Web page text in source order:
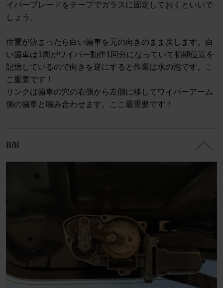
イパーブレードをテープでガラスに固定しておくといいで
しょう。
位置が決まったら白い歯車を元の向きのまま戻します。白
い歯車は1周がワイパー動作1回分になっていて初期位置を
記憶しているので向きを逆にすると作業は水の泡です。こ
こ重要です！
リンクは歯車の穴の右側から左側に移してワイパーアーム
側の歯車と噛み合わせます。ここ最重要です！
8/8